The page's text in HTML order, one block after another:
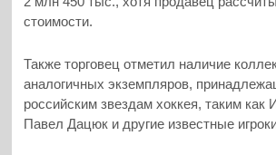
стоимости.
Также торговец отметил наличие
аналогичных экземпляров,
российским звездам хоккея, таким как
Павел Дацюк и другие известные